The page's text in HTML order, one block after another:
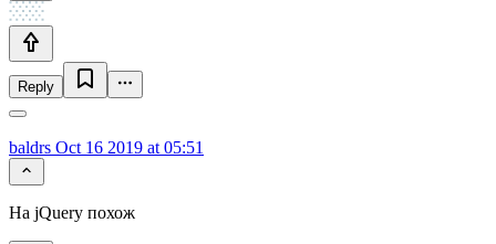
Reply
baldrs Oct 16 2019 at 05:51
На jQuery похож